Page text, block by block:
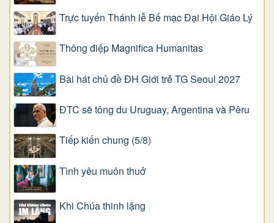
Trực tuyến Thánh lễ Bế mạc Đại Hội Giáo Lý
Thông điệp Magnifica Humanitas
Bài hát chủ đề ĐH Giới trẻ TG Seoul 2027
ĐTC sẽ tông du Uruguay, Argentina và Pêru
Tiếp kiến chung (5/8)
Tình yêu muôn thuở
Khi Chúa thinh lặng